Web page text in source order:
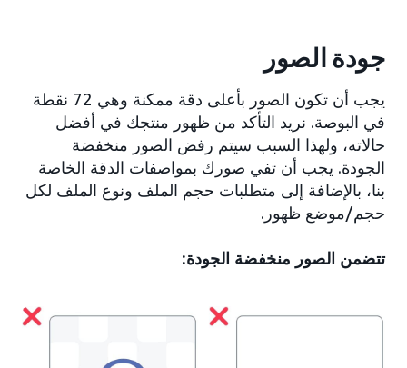
جودة الصور
يجب أن تكون الصور بأعلى دقة ممكنة وهي 72 نقطة
في البوصة. نريد التأكد من ظهور منتجك في أفضل
حالاته، ولهذا السبب سيتم رفض الصور منخفضة
الجودة. يجب أن تفي صورك بمواصفات الدقة الخاصة
بنا، بالإضافة إلى متطلبات حجم الملف ونوع الملف لكل
حجم/موضع ظهور.
تتضمن الصور منخفضة الجودة: